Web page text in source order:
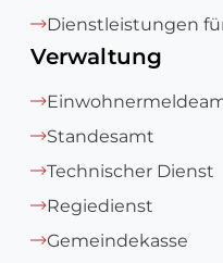
Dienstleistungen
Verwaltung
Standesamt
Technischer Dienst
Regiedienst
Gemeindekasse